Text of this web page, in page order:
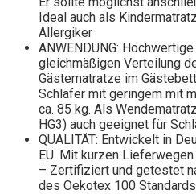
Ideal auch als
Allergiker
ANWENDUNG:
gleichmäßigen Verteilung
Gästematratze im
Schläfer mit geringem mit
ca. 85 kg. Als
HG3) auch geeignet für
QUALITÄT: Entwickelt in
EU. Mit kurzen
– Zertifiziert und getestet
des Oekotex 100 Standards